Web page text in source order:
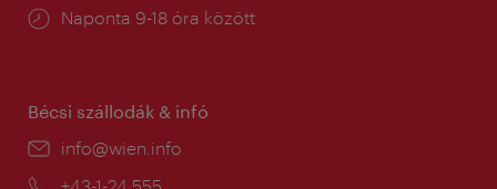
Nyitva
Naponta 9-18 óra között
Bécsi szállodák & infó
E-
info@wien.info